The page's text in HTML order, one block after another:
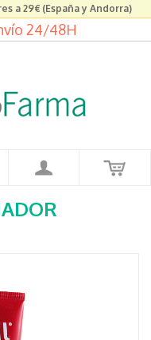
a 29€ (España y Andorra)
24/48H